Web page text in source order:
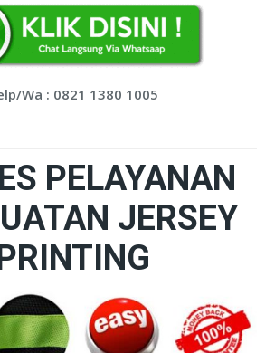
Wa : 0821 1380 1005
PELAYANAN
JERSEY